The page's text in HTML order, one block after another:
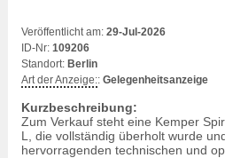
Veröffentlicht am: 29-Jul-2026
ID-Nr: 109206
Standort: Berlin
Art der Anzeige:: Gelegenheitsanzeige
Kurzbeschreibung:
Zum Verkauf steht eine Kemper
L, die vollständig überholt wurde
hervorragenden technischen und